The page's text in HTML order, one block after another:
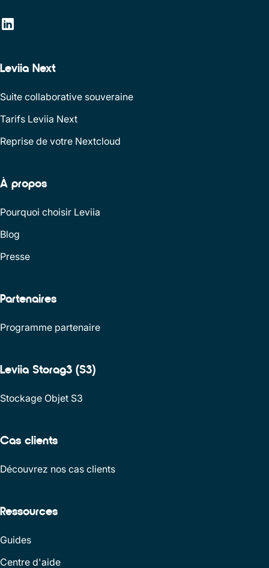
Leviia Next
Suite collaborative souveraine
Tarifs Leviia Next
Reprise de votre Nextcloud
À propos
Pourquoi choisir Leviia
Blog
Presse
Partenaires
Programme partenaire
Leviia Storag3 (S3)
Stockage Objet S3
Cas clients
Découvrez nos cas clients
Ressources
Guides
Centre d'aide